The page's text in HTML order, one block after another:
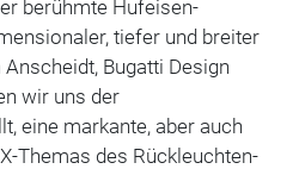
berühmte Hufeisen-
tiefer und breiter
Bugatti Design
wir uns der
eine markante, aber auch
Themas des Rückleuchten-